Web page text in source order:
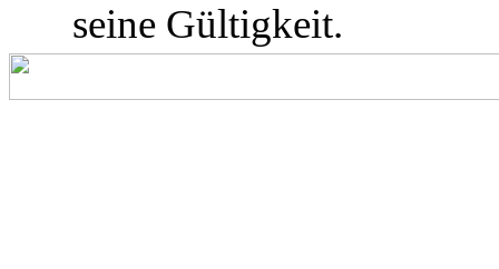
seine Gültigkeit.